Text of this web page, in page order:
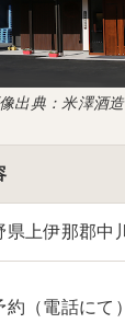
出典：米澤酒
県上伊那郡中
約（電話にて）